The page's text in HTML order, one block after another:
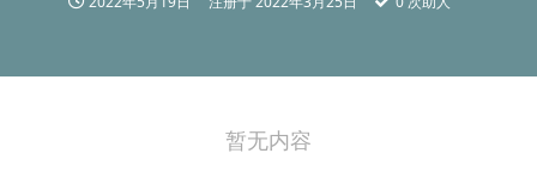
暂无内容